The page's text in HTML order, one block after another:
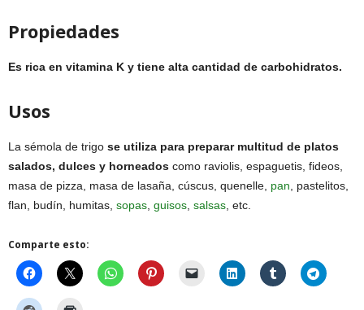
Propiedades
Es rica en vitamina K y tiene alta cantidad de carbohidratos.
Usos
La sémola de trigo se utiliza para preparar multitud de platos
salados, dulces y horneados como raviolis, espaguetis, fideos,
masa de pizza, masa de lasaña, cúscus, quenelle, pan , pastelitos,
flan, budín, humitas, sopas guisos salsas , etc.
Comparte esto: